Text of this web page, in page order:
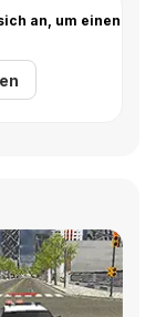
an, um einen